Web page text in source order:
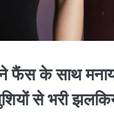
ने फैंस के साथ
से भरी